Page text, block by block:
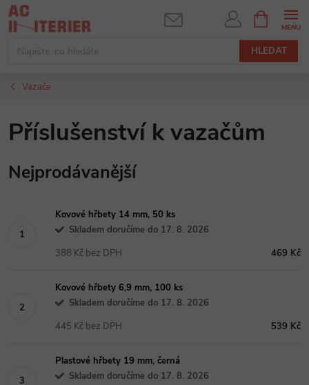
Přejít
na
HLEDAT
NÁKUPNÍ
KOŠÍK
Vazače
Příslušenství k vazačům
Nejprodávanější
Kovové hřbety 14 mm, 50 ks
Skladem doručíme do 17. 8. 2026
469 Kč
388 Kč bez DPH
Kovové hřbety 6,9 mm, 100 ks
Skladem doručíme do 17. 8. 2026
539 Kč
445 Kč bez DPH
Plastové hřbety 19 mm, černá
Skladem doručíme do 17. 8. 2026